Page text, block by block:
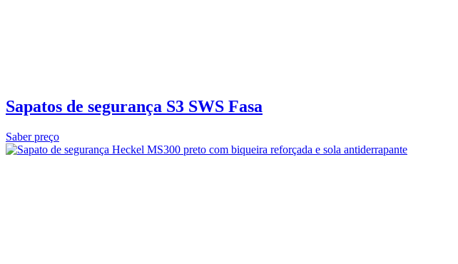
Sapatos de segurança S3 SWS Fasa
Saber preço